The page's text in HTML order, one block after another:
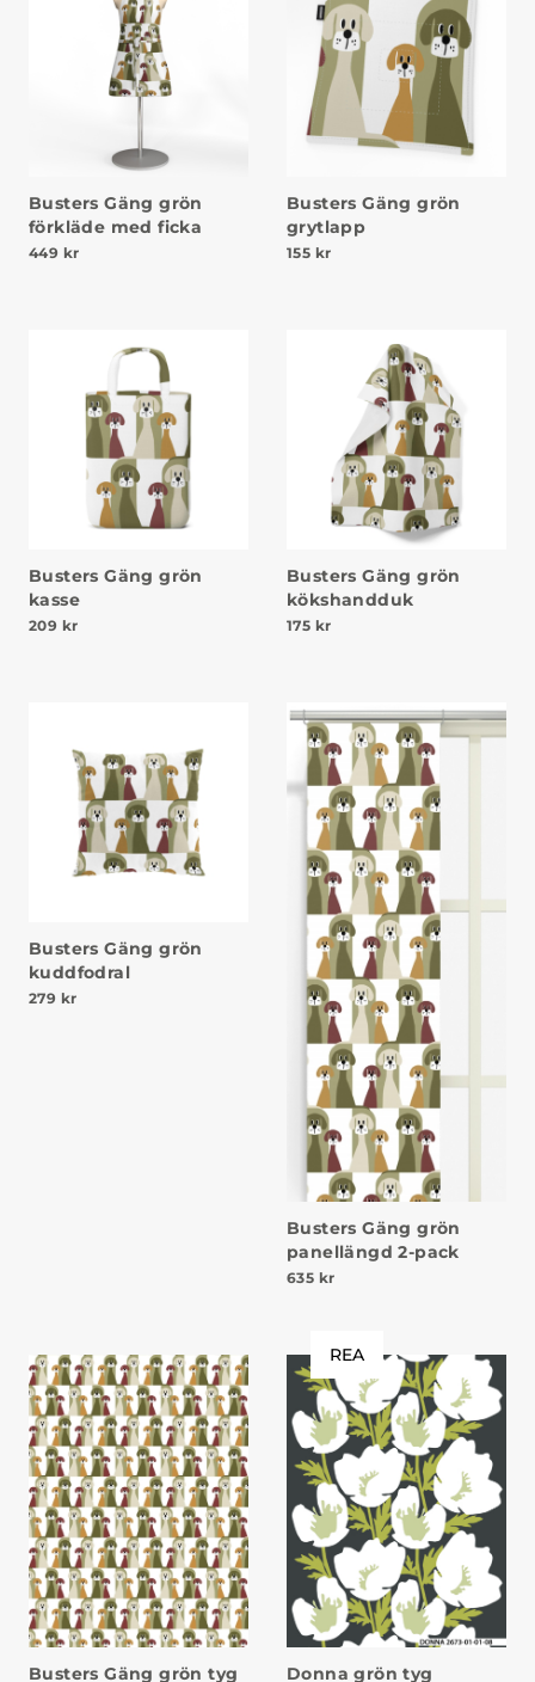
Busters Gäng grön
förkläde med ficka
449 kr
Busters Gäng grön
grytlapp
155 kr
Busters Gäng grön
kasse
209 kr
Busters Gäng grön
kökshandduk
175 kr
Busters Gäng grön
kuddfodral
279 kr
Busters Gäng grön
panellängd 2-pack
635 kr
Busters Gäng grön tyg
REA
Donna grön tyg